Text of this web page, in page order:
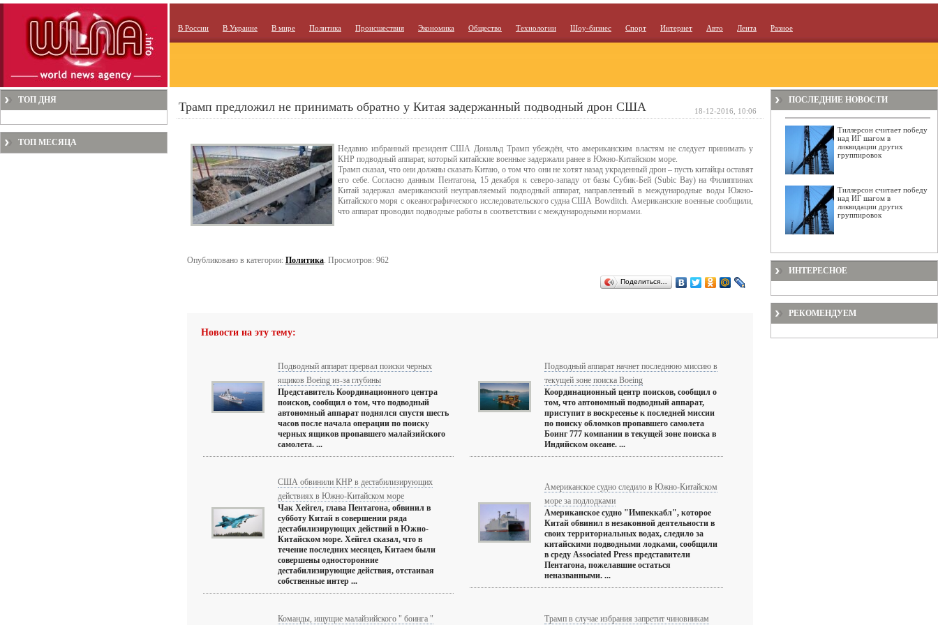
В России В Украине В мире Политика Происшествия Экономика Общество Технологии Шоу-бизнес Спорт Интернет Авто Лента Разное
ТОП ДНЯ
ТОП МЕСЯЦА
Трамп предложил не принимать обратно у Китая задержанный подводный дрон США
Недавно избранный президент США Дональд Трамп убеждён, что американским властям не следует принимать у
КНР подводный аппарат, который китайские военные задержали ранее в Южно-Китайском море.
Трамп сказал, что они должны сказать Китаю, о том что они не хотят назад украденный дрон – пусть китайцы оставят
его себе. Согласно данным Пентагона, 15 декабря к северо-западу от базы Субик-Бей (Subic Bay) на Филиппинах
Китай задержал американский неуправляемый подводный аппарат, направленный в международные воды Южно-
Китайского моря с океанографического исследовательского судна США Bowditch. Американские военные сообщили,
что аппарат проводил подводные работы в соответствии с международными нормами.
Опубликовано в категории: Политика. Просмотров: 962
Поделиться…
Новости на эту тему:
Подводный аппарат прервал поиски черных
ящиков Boeing из-за глубины
Представитель Координационного центра
поисков, сообщил о том, что подводный
автономный аппарат поднялся спустя шесть
часов после начала операции по поиску
черных ящиков пропавшего малайзийского
самолета. ...
Подводный аппарат начнет последнюю миссию в
текущей зоне поиска Boeing
Координационный центр поисков, сообщил о
том, что автономный подводный аппарат,
приступит в воскресенье к последней миссии
по поиску обломков пропавшего самолета
Боинг 777 компании в текущей зоне поиска в
Индийском океане. ...
США обвинили КНР в дестабилизирующих
действиях в Южно-Китайском море
Чак Хейгел, глава Пентагона, обвинил в
субботу Китай в совершении ряда
дестабилизирующих действий в Южно-
Китайском море. Хейгел сказал, что в
течение последних месяцев, Китаем были
совершены односторонние
дестабилизирующие действия, отстаивая
собственные интер ...
Американское судно следило в Южно-Китайском
море за подлодками
Американское судно "Импеккабл", которое
Китай обвинил в незаконной деятельности в
своих территориальных водах, следило за
китайскими подводными лодками, сообщили
в среду Associated Press представители
Пентагона, пожелавшие остаться
неназванными. ...
Команды, ищущие малайзийского " боинга " Трамп в случае избрания запретит чиновникам
18-12-2016, 10:06
ПОСЛЕДНИЕ НОВОСТИ
Тиллерсон считает победу
над ИГ шагом в
ликвидации других
группировок
Тиллерсон считает победу
над ИГ шагом в
ликвидации других
группировок
ИНТЕРЕСНОЕ
РЕКОМЕНДУЕМ